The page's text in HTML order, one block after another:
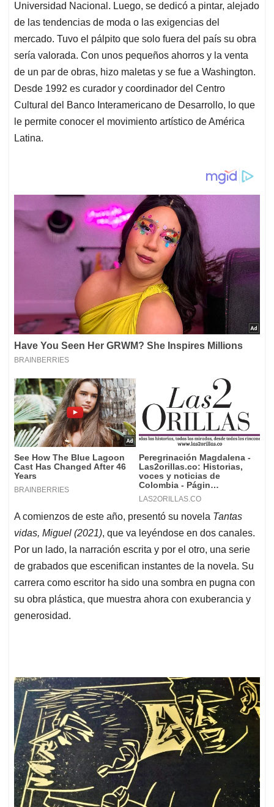
Universidad Nacional. Luego, se dedicó a pintar, alejado
de las tendencias de moda o las exigencias del
mercado. Tuvo el pálpito que solo fuera del país su obra
sería valorada. Con unos pequeños ahorros y la venta
de un par de obras, hizo maletas y se fue a Washington.
Desde 1992 es curador y coordinador del Centro
Cultural del Banco Interamericano de Desarrollo, lo que
le permite conocer el movimiento artístico de América
Latina.
A comienzos de este año, presentó su novela Tantas
vidas, Miguel (2021), que va leyéndose en dos canales.
Por un lado, la narración escrita y por el otro, una serie
de grabados que escenifican instantes de la novela. Su
carrera como escritor ha sido una sombra en pugna con
su obra plástica, que muestra ahora con exuberancia y
generosidad.